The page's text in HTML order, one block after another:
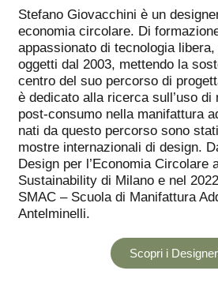
Stefano Giovacchini è un
economia circolare. Di
appassionato di tecnologia
oggetti dal 2003, mettendo la
centro del suo percorso di
è dedicato alla ricerca sull’uso
post-consumo nella manifattura
nati da questo percorso sono
mostre internazionali di design.
Design per l’Economia Circolare
Sustainability di Milano e nel
SMAC – Scuola di Manifattura
Antelminelli.
Scopri i